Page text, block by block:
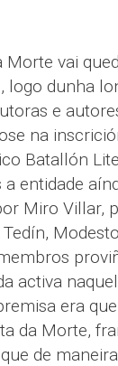
Morte vai
dunha
e
na
Batallón
entidade
Miro Villar,
activa
era
da Morte,
de